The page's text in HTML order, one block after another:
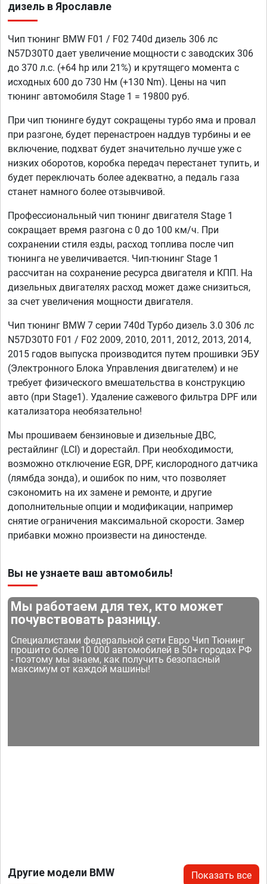
дизель в Ярославле
Чип тюнинг BMW F01 / F02 740d дизель 306 лс
N57D30T0 дает увеличение мощности с заводских 306
до 370 л.с. (+64 hp или 21%) и крутящего момента с
исходных 600 до 730 Нм (+130 Nm). Цены на чип
тюнинг автомобиля Stage 1 = 19800 руб.
При чип тюнинге будут сокращены турбо яма и провал
при разгоне, будет перенастроен наддув турбины и ее
включение, подхват будет значительно лучше уже с
низких оборотов, коробка передач перестанет тупить, и
будет переключать более адекватно, а педаль газа
станет намного более отзывчивой.
Профессиональный чип тюнинг двигателя Stage 1
сокращает время разгона с 0 до 100 км/ч. При
сохранении стиля езды, расход топлива после чип
тюнинга не увеличивается. Чип-тюнинг Stage 1
рассчитан на сохранение ресурса двигателя и КПП. На
дизельных двигателях расход может даже снизиться,
за счет увеличения мощности двигателя.
Чип тюнинг BMW 7 серии 740d Турбо дизель 3.0 306 лс
N57D30T0 F01 / F02 2009, 2010, 2011, 2012, 2013, 2014,
2015 годов выпуска производится путем прошивки ЭБУ
(Электронного Блока Управления двигателем) и не
требует физического вмешательства в конструкцию
авто (при Stage1). Удаление сажевого фильтра DPF или
катализатора необязательно!
Мы прошиваем бензиновые и дизельные ДВС,
рестайлинг (LCI) и дорестайл. При необходимости,
возможно отключение EGR, DPF, кислородного датчика
(лямбда зонда), и ошибок по ним, что позволяет
сэкономить на их замене и ремонте, и другие
дополнительные опции и модификации, например
снятие ограничения максимальной скорости. Замер
прибавки можно произвести на диностенде.
Вы не узнаете ваш автомобиль!
Мы работаем для тех, кто может
почувствовать разницу.
Специалистами федеральной сети Евро Чип Тюнинг
прошито более 10 000 автомобилей в 50+ городах РФ
- поэтому мы знаем, как получить безопасный
максимум от каждой машины!
Другие модели BMW Показать все